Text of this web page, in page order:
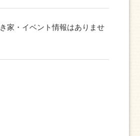
家・イベント情報はありませ